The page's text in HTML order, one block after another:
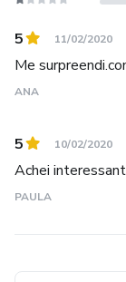
5 11/02/2020
Me
ANA
5 10/02/2020
Achei
PAULA